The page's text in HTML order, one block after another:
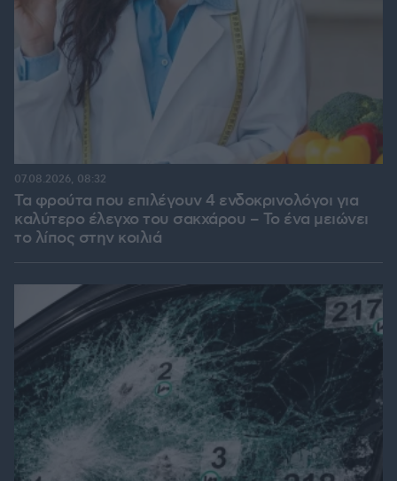
Τα φρούτα που επιλέγουν 4 ενδοκρινολόγοι για
καλύτερο έλεγχο του σακχάρου – Το ένα μειώνει
το λίπος στην κοιλιά
07.08.2026, 08:32